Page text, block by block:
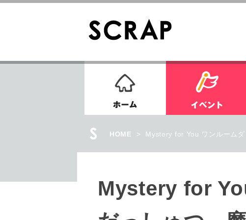
ホーム
HOME > Mystery for You ワンルーム
Mystery for